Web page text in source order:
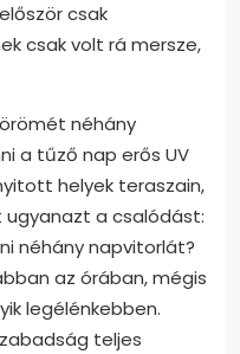
csak
csak volt rá mersze,
néhány
a tűző nap erős UV
helyek teraszain,
a csalódást:
néhány napvitorlát?
az órában, mégis
legélénkebben.
teljes